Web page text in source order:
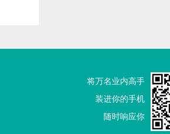
将万名业内高手
装进你的手机
随时响应你